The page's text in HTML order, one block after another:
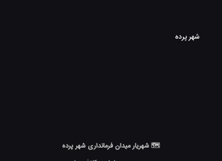
شهر پرده
🗺 شهریار میدان فرمانداری شهر پرده